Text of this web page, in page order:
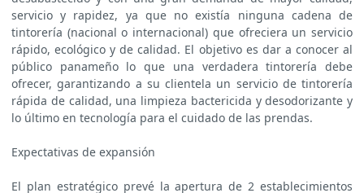
servicio y rapidez, ya que no existía ninguna cadena de
tintorería (nacional o internacional) que ofreciera un servicio
rápido, ecológico y de calidad. El objetivo es dar a conocer al
público panameño lo que una verdadera tintorería debe
ofrecer, garantizando a su clientela un servicio de tintorería
rápida de calidad, una limpieza bactericida y desodorizante y
lo último en tecnología para el cuidado de las prendas.
Expectativas de expansión
El plan estratégico prevé la apertura de 2 establecimientos